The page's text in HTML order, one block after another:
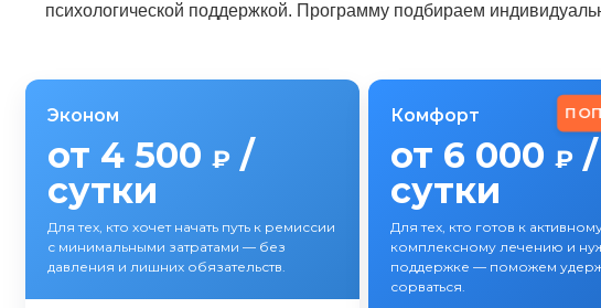
психологической поддержкой. Программу подбираем
Эконом
от 4 500 ₽ /
сутки
Для тех, кто хочет начать путь к ремиссии
с минимальными затратами — без
давления и лишних обязательств.
Комфорт
от 6 000 ₽ /
сутки
Для тех, кто готов к
комплексному лечению и
поддержке — поможем
сорваться.